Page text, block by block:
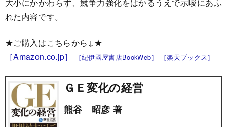
大小にかかわらず、競争力強化をはかるうえで示唆にあふ
れた内容です。
★ご購入はこちらから↓★
［Amazon.co.jp］
［紀伊國屋書店BookWeb］ ［楽天ブックス］
ＧＥ変化の経営
熊谷 昭彦 著